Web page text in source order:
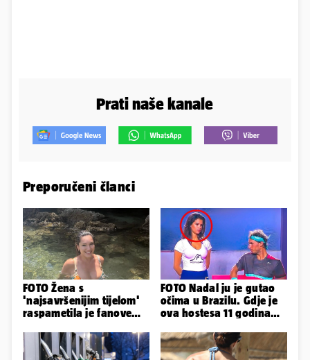
Prati naše kanale
Preporučeni članci
FOTO Žena s
'najsavršenijim tijelom'
raspametila je fanove
plićaka
FOTO Nadal ju je gutao
očima u Brazilu. Gdje je
ova hostesa 11 godina